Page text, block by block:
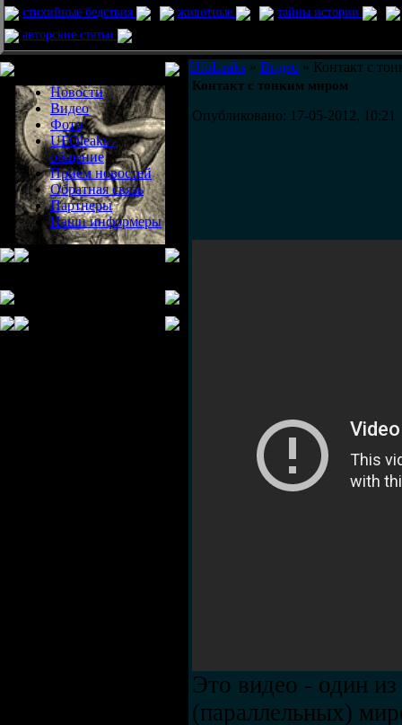
стихийные бедствия
животные
тайны истории
авторские статьи
Новости
Видео
Фото
UFOleaks -
общение
Прием новостей
Обратная связь
Партнеры
Наши информеры
UfoLeaks » Видео » Контакт с
Контакт с тонким миром
Опубликовано: 17-05-2012, 10:21
Это видео - один
(параллельных)